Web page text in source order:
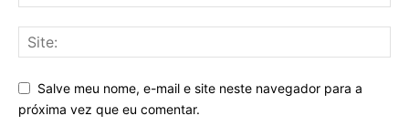
Salve meu nome, e-mail e site neste navegador para a
próxima vez que eu comentar.